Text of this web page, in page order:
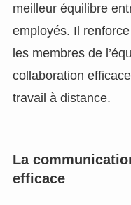
meilleur équilibre
employés. Il
les membres de
collaboration
travail à distance.
La
efficace